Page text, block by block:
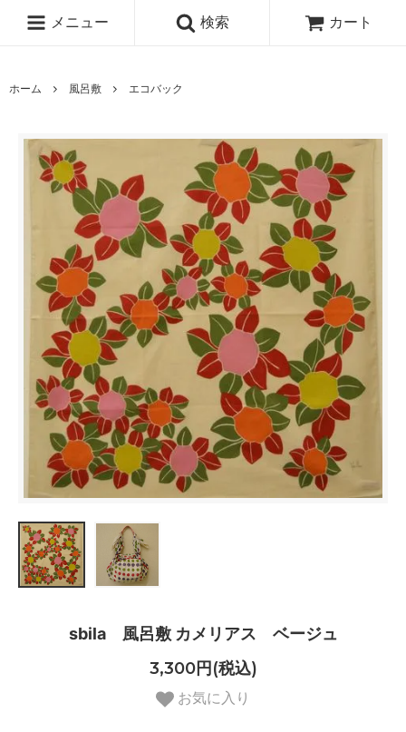
メニュー 検索 カート
ホーム 風呂敷 エコバック
sbila 風呂敷 カメリアス ベージュ
3,300円(税込)
お気に入り